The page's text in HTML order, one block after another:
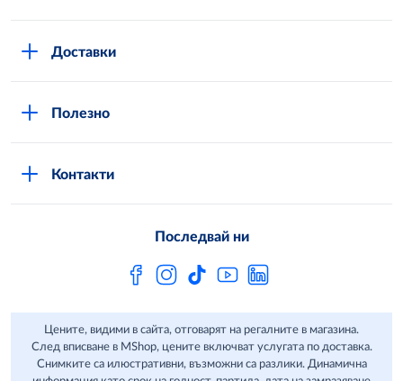
METRO AG
Доставки
Полезно
Контакти
Последвай ни
Цените, видими в сайта, отговарят на регалните в магазина.
След вписване в MShop, цените включват услугата по доставка.
Снимките са илюстративни, възможни са разлики. Динамична